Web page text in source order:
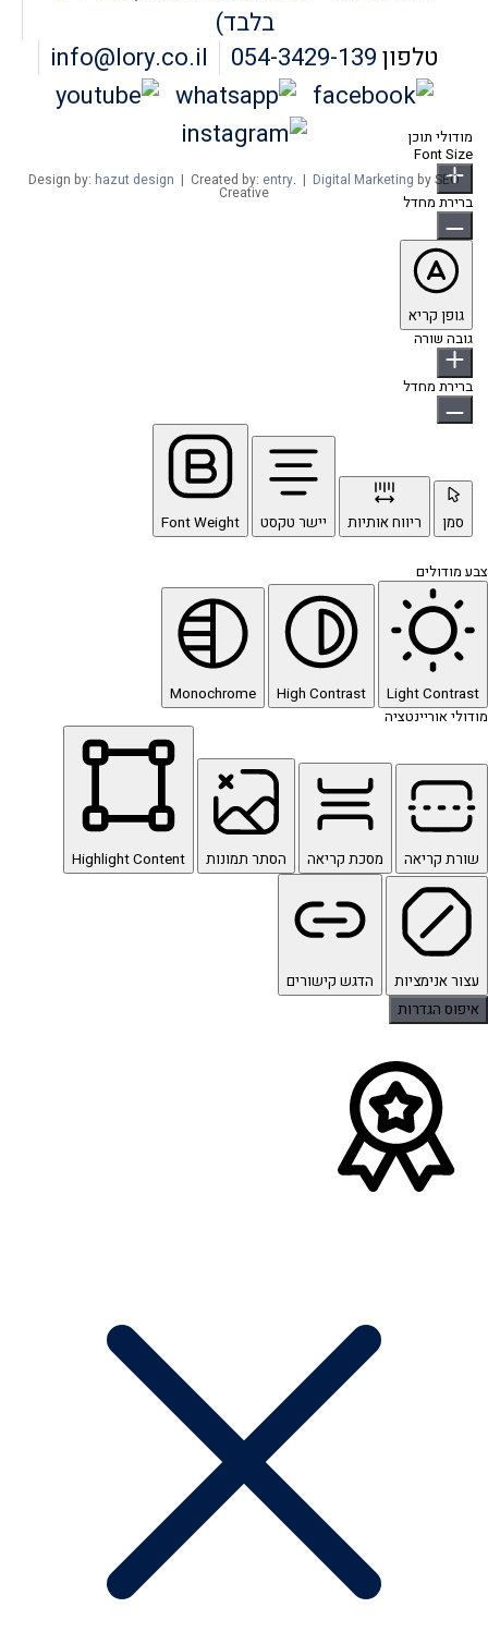
בלבד)
טלפון054-3429-139
info@lory.co.il
Design by: hazut design | Created by: entry. | Digital Marketing by SEO
Creative
מודולי תוכן
Font Size
ברירת מחדל
גופן קריא
גובה שורה
ברירת מחדל
סמן ריווח אותיות יישר טקסט Font Weight
צבע מודולים
Light Contrast
High Contrast
Monochrome
מודולי אוריינטציה
שורת קריאה מסכת קריאה הסתר תמונות Highlight Content
עצור אנימציות
הדגש קישורים
איפוס הגדרות